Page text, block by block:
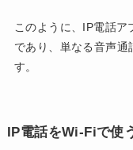
このように、IP電話
であり、単なる音声通
す。
IP電話をWi-Fiで使